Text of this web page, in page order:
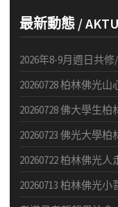
最新動態 /
2026年8-9月週日共
20260728 柏林佛光
20260728 佛大學生
20260723 佛光大學
20260722 柏林佛光
20260713 柏林佛光